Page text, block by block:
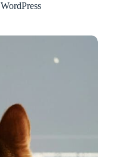
WordPress